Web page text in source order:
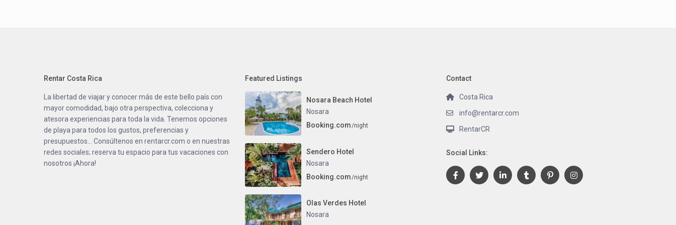
Rentar Costa Rica
La libertad de viajar y conocer más de este bello país con
mayor comodidad, bajo otra perspectiva, colecciona y
atesora experiencias para toda la vida. Tenemos opciones
de playa para todos los gustos, preferencias y
presupuestos… Consúltenos en rentarcr.com o en nuestras
redes sociales; reserva tu espacio para tus vacaciones con
nosotros ¡Ahora!
Featured Listings
Nosara Beach Hotel
Nosara
Booking.com/night
Sendero Hotel
Nosara
Booking.com/night
Olas Verdes Hotel
Nosara
Contact
Costa Rica
info@rentarcr.com
RentarCR
Social Links: